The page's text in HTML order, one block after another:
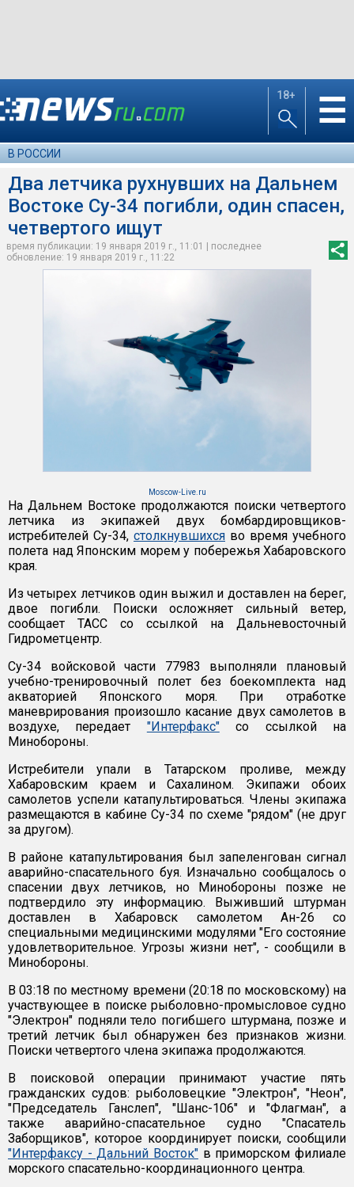
18+ ☰
В РОССИИ
Два летчика рухнувших на Дальнем
Востоке Су-34 погибли, один спасен,
четвертого ищут
время публикации: 19 января 2019 г., 11:01 | последнее
обновление: 19 января 2019 г., 11:22
Moscow-Live.ru
На Дальнем Востоке продолжаются поиски четвертого
летчика из экипажей двух бомбардировщиков-
истребителей Су-34, столкнувшихся во время учебного
полета над Японским морем у побережья Хабаровского
края.
Из четырех летчиков один выжил и доставлен на берег,
двое погибли. Поиски осложняет сильный ветер,
сообщает ТАСС со ссылкой на Дальневосточный
Гидрометцентр.
Су-34 войсковой части 77983 выполняли плановый
учебно-тренировочный полет без боекомплекта над
акваторией Японского моря. При отработке
маневрирования произошло касание двух самолетов в
воздухе, передает "Интерфакс"со ссылкой на
Минобороны.
Истребители упали в Татарском проливе, между
Хабаровским краем и Сахалином. Экипажи обоих
самолетов успели катапультироваться. Члены экипажа
размещаются в кабине Су-34 по схеме "рядом" (не друг
за другом).
В районе катапультирования был запеленгован сигнал
аварийно-спасательного буя. Изначально сообщалось о
спасении двух летчиков, но Минобороны позже не
подтвердило эту информацию. Выживший штурман
доставлен в Хабаровск самолетом Ан-26 со
специальными медицинскими модулями "Его состояние
удовлетворительное. Угрозы жизни нет", - сообщили в
Минобороны.
В 03:18 по местному времени (20:18 по московскому) на
участвующее в поиске рыболовно-промысловое судно
"Электрон" подняли тело погибшего штурмана, позже и
третий летчик был обнаружен без признаков жизни.
Поиски четвертого члена экипажа продолжаются.
В поисковой операции принимают участие пять
гражданских судов: рыболовецкие "Электрон", "Неон",
"Председатель Ганслеп", "Шанс-106" и "Флагман", а
также аварийно-спасательное судно "Спасатель
Заборщиков", которое координирует поиски, сообщили
"Интерфаксу - Дальний Восток" в приморском филиале
морского спасательно-координационного центра.